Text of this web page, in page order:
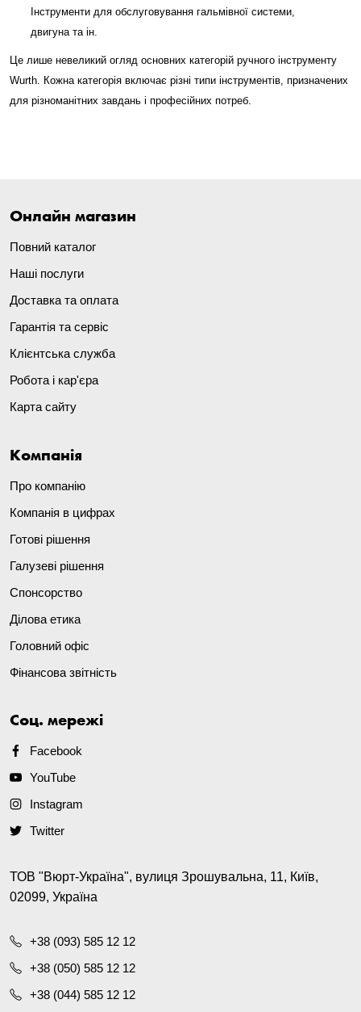
Інструменти для обслуговування гальмівної системи,
двигуна та ін.
Це лише невеликий огляд основних категорій ручного інструменту
Wurth. Кожна категорія включає різні типи інструментів, призначених
для різноманітних завдань і професійних потреб.
Онлайн магазин
Повний каталог
Наші послуги
Доставка та оплата
Гарантія та сервіс
Клієнтська служба
Робота і кар'єра
Карта сайту
Компанія
Про компанію
Компанія в цифрах
Готові рішення
Галузеві рішення
Спонсорство
Ділова етика
Головний офіс
Фінансова звітність
Соц. мережі
Facebook
YouTube
Instagram
Twitter
ТОВ "Вюрт-Україна", вулиця Зрошувальна, 11, Київ,
02099, Україна
+38 (093) 585 12 12
+38 (050) 585 12 12
+38 (044) 585 12 12